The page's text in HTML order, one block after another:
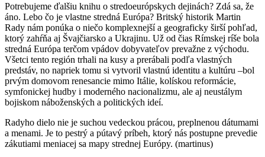
Potrebujeme ďalšiu knihu o stredoeurópskych dejinách? Zdá sa, že
áno. Lebo čo je vlastne stredná Európa? Britský historik Martin
Rady nám ponúka o niečo komplexnejší a geograficky širší pohľad,
ktorý zahŕňa aj Švajčiarsko a Ukrajinu. Už od čias Rímskej ríše bola
stredná Európa terčom vpádov dobyvateľov prevažne z východu.
Všetci tento región trhali na kusy a prerábali podľa vlastných
predstáv, no napriek tomu si vytvoril vlastnú identitu a kultúru ‒bol
prvým domovom renesancie mimo Itálie, kolískou reformácie,
symfonickej hudby i moderného nacionalizmu, ale aj neustálym
bojiskom náboženských a politických ideí.
Radyho dielo nie je suchou vedeckou prácou, preplnenou dátumami
a menami. Je to pestrý a pútavý príbeh, ktorý nás postupne prevedie
zákutiami meniacej sa mapy strednej Európy. (martinus)